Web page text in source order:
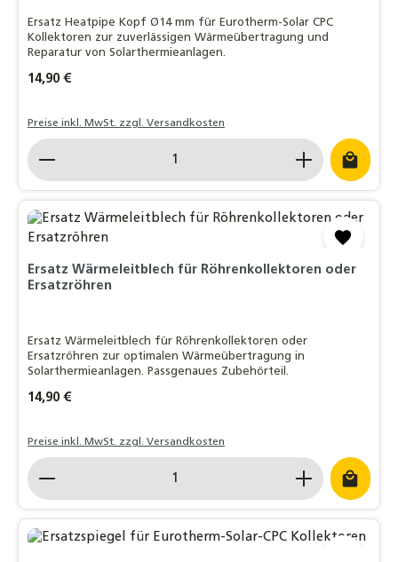
Ersatz Heatpipe Kopf Ø14 mm für Eurotherm-Solar CPC
Kollektoren zur zuverlässigen Wärmeübertragung und
Reparatur von Solarthermieanlagen.
Regulärer Preis:
14,90 €
Preise inkl. MwSt. zzgl. Versandkosten
Produkt Anzahl: Gib den gewünschten Wert
Ersatz Wärmeleitblech für Röhrenkollektoren oder
Ersatzröhren
Ersatz Wärmeleitblech für Röhrenkollektoren oder
Ersatzröhren zur optimalen Wärmeübertragung in
Solarthermieanlagen. Passgenaues Zubehörteil.
Regulärer Preis:
14,90 €
Preise inkl. MwSt. zzgl. Versandkosten
Produkt Anzahl: Gib den gewünschten Wert